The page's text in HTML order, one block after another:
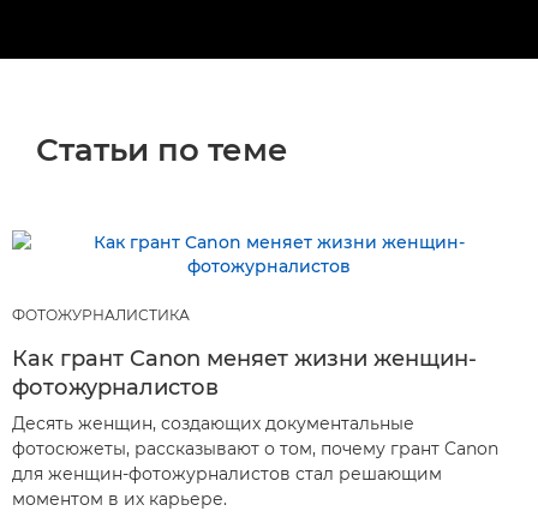
Статьи по теме
ФОТОЖУРНАЛИСТИКА
Как грант Canon меняет жизни женщин-
фотожурналистов
Десять женщин, создающих документальные
фотосюжеты, рассказывают о том, почему грант Canon
для женщин-фотожурналистов стал решающим
моментом в их карьере.